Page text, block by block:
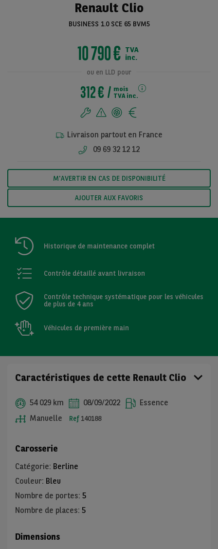
Renault Clio
BUSINESS 1.0 SCE 65 BVM5
10 790 € TVA
inc.
ou en LLD pour
312 €
mois
TVA inc.
Livraison partout en France
09 69 32 12 12
M'AVERTIR EN CAS DE DISPONIBILITÉ
AJOUTER AUX FAVORIS
Historique de maintenance complet
Contrôle détaillé avant livraison
Contrôle technique systématique pour les véhicules
de plus de 4 ans
Véhicules de première main
Caractéristiques de cette Renault Clio
54 029 km 08/09/2022
Essence
Manuelle
Ref 140188
Carosserie
Catégorie: Berline
Couleur: Bleu
Nombre de portes: 5
Nombre de places: 5
Dimensions